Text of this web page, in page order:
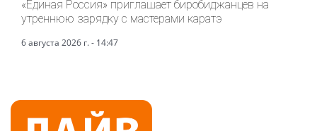
«Единая Россия» приглашает биробиджанцев на
утреннюю зарядку с мастерами каратэ
6 августа 2026 г. - 14:47